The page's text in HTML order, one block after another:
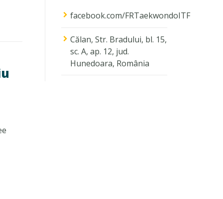
facebook.com/FRTaekwondoITF
Călan, Str. Bradului, bl. 15,
sc. A, ap. 12, jud.
Hunedoara, România